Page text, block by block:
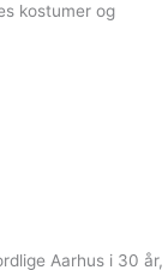
kostumer og
Aarhus i 30 år,